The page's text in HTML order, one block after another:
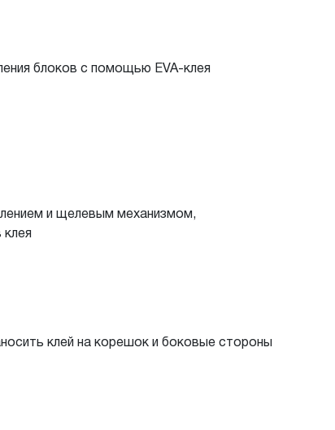
блоков с помощью EVA-клея
и щелевым механизмом,
клей на корешок и боковые стороны